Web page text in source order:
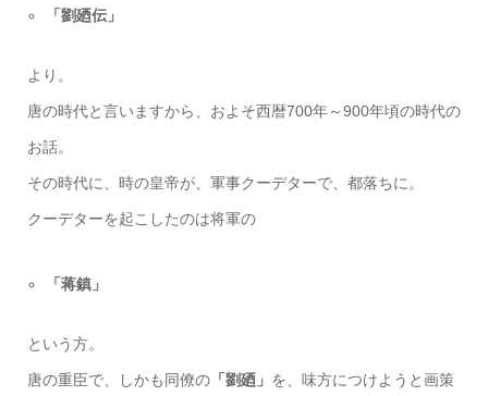
「劉廼伝」
より。
唐の時代と言いますから、およそ西暦700年～900年頃の時代の
お話。
その時代に、時の皇帝が、軍事クーデターで、都落ちに。
クーデターを起こしたのは将軍の
「蒋鎮」
という方。
唐の重臣で、しかも同僚の「劉廼」 を、味方につけようと画策